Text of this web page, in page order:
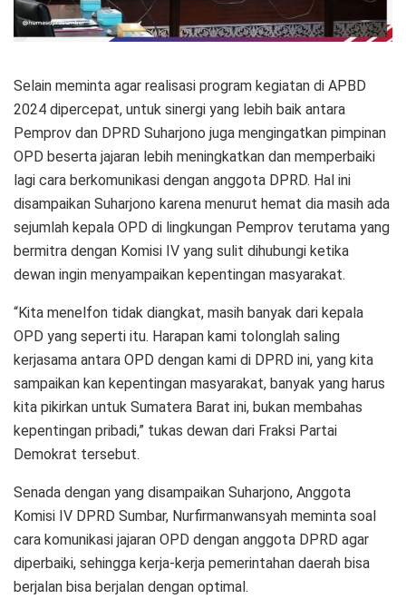
Selain meminta agar realisasi program kegiatan di APBD
2024 dipercepat, untuk sinergi yang lebih baik antara
Pemprov dan DPRD Suharjono juga mengingatkan pimpinan
OPD beserta jajaran lebih meningkatkan dan memperbaiki
lagi cara berkomunikasi dengan anggota DPRD. Hal ini
disampaikan Suharjono karena menurut hemat dia masih ada
sejumlah kepala OPD di lingkungan Pemprov terutama yang
bermitra dengan Komisi IV yang sulit dihubungi ketika
dewan ingin menyampaikan kepentingan masyarakat.
“Kita menelfon tidak diangkat, masih banyak dari kepala
OPD yang seperti itu. Harapan kami tolonglah saling
kerjasama antara OPD dengan kami di DPRD ini, yang kita
sampaikan kan kepentingan masyarakat, banyak yang harus
kita pikirkan untuk Sumatera Barat ini, bukan membahas
kepentingan pribadi,” tukas dewan dari Fraksi Partai
Demokrat tersebut.
Senada dengan yang disampaikan Suharjono, Anggota
Komisi IV DPRD Sumbar, Nurfirmanwansyah meminta soal
cara komunikasi jajaran OPD dengan anggota DPRD agar
diperbaiki, sehingga kerja-kerja pemerintahan daerah bisa
berjalan bisa berjalan dengan optimal.